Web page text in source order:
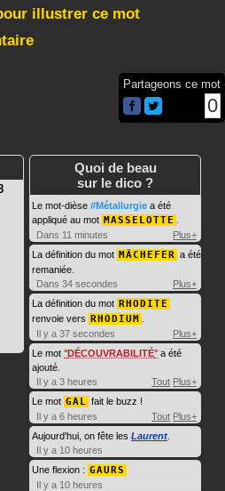
illustrer ce mot
Partageons ce mot
0
Quoi de beau
sur le dico ?
Le mot-dièse #Métallurgie a été
appliqué au mot MASSELOTTE
Dans 11 minutes
Plus+
La définition du mot MÂCHEFER a été
remaniée.
Dans 34 secondes
Plus+
La définition du mot RHODITE
renvoie vers RHODIUM
Il y a 37 secondes
Plus+
Le mot DÉCOUVRABILITÉ a été
ajouté.
Il y a 3 heures
Tout Plus+
Le mot GAL fait le buzz !
Il y a 6 heures
Tout Plus+
Aujourd'hui, on fête les Laurent
Il y a 10 heures
Une flexion : GAURS
Il y a 10 heures